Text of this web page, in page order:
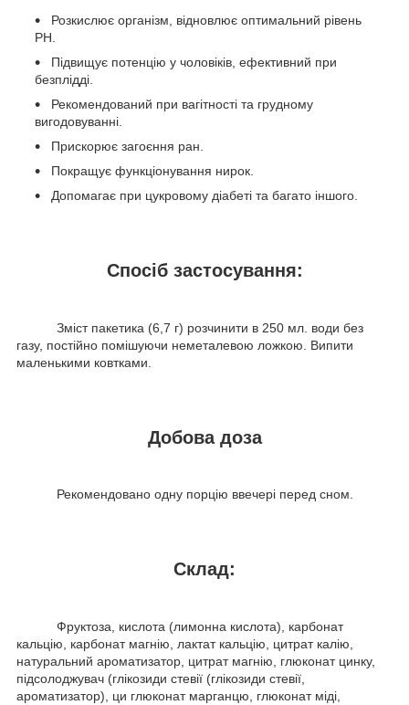
Розкислює організм, відновлює оптимальний рівень
РН.
Підвищує потенцію у чоловіків, ефективний при
безплідді.
Рекомендований при вагітності та грудному
вигодовуванні.
Прискорює загоєння ран.
Покращує функціонування нирок.
Допомагає при цукровому діабеті та багато іншого.
Спосіб застосування:
Зміст пакетика (6,7 г) розчинити в 250 мл. води без
газу, постійно помішуючи неметалевою ложкою. Випити
маленькими ковтками.
Добова доза
Рекомендовано одну порцію ввечері перед сном.
Склад:
Фруктоза, кислота (лимонна кислота), карбонат
кальцію, карбонат магнію, лактат кальцію, цитрат калію,
натуральний ароматизатор, цитрат магнію, глюконат цинку,
підсолоджувач (глікозиди стевії (глікозиди стевії,
ароматизатор), ци глюконат марганцю, глюконат міді,